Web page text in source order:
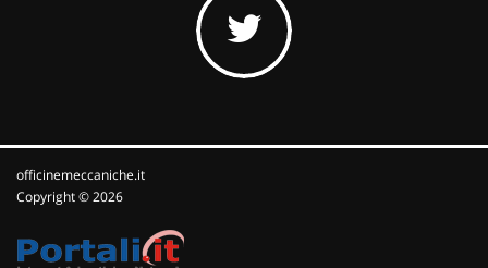
officinemeccaniche.it
Copyright © 2026